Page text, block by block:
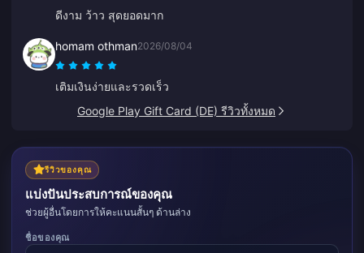
ดีงาม ว้าว สุดยอดมาก
homam othman2026/08/04
เติมเงินง่ายและรวดเร็ว
Google Play Gift Card (DE) รีวิวทั้งหมด
รีวิวของคุณ
แบ่งปันประสบการณ์ของคุณ
ช่วยผู้อื่นโดยการให้คะแนนสั้นๆ ด้านล่าง
ชื่อของคุณ